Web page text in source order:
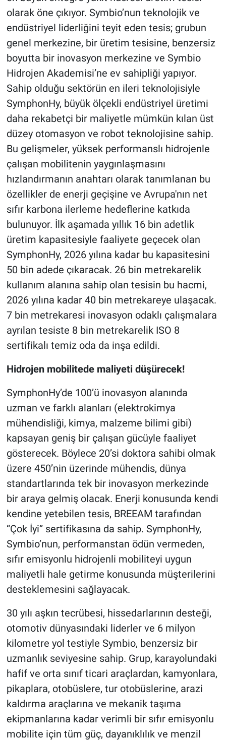
olarak öne çıkıyor. Symbio’nun teknolojik ve
endüstriyel liderliğini teyit eden tesis; grubun
genel merkezine, bir üretim tesisine, benzersiz
boyutta bir inovasyon merkezine ve Symbio
Hidrojen Akademisi’ne ev sahipliği yapıyor.
Sahip olduğu sektörün en ileri teknolojisiyle
SymphonHy, büyük ölçekli endüstriyel üretimi
daha rekabetçi bir maliyetle mümkün kılan üst
düzey otomasyon ve robot teknolojisine sahip.
Bu gelişmeler, yüksek performanslı hidrojenle
çalışan mobilitenin yaygınlaşmasını
hızlandırmanın anahtarı olarak tanımlanan bu
özellikler de enerji geçişine ve Avrupa'nın net
sıfır karbona ilerleme hedeflerine katkıda
bulunuyor. İlk aşamada yıllık 16 bin adetlik
üretim kapasitesiyle faaliyete geçecek olan
SymphonHy, 2026 yılına kadar bu kapasitesini
50 bin adede çıkaracak. 26 bin metrekarelik
kullanım alanına sahip olan tesisin bu hacmi,
2026 yılına kadar 40 bin metrekareye ulaşacak.
7 bin metrekaresi inovasyon odaklı çalışmalara
ayrılan tesiste 8 bin metrekarelik ISO 8
sertifikalı temiz oda da inşa edildi.
Hidrojen mobilitede maliyeti düşürecek!
SymphonHy’de 100’ü inovasyon alanında
uzman ve farklı alanları (elektrokimya
mühendisliği, kimya, malzeme bilimi gibi)
kapsayan geniş bir çalışan gücüyle faaliyet
gösterecek. Böylece 20’si doktora sahibi olmak
üzere 450’nin üzerinde mühendis, dünya
standartlarında tek bir inovasyon merkezinde
bir araya gelmiş olacak. Enerji konusunda kendi
kendine yetebilen tesis, BREEAM tarafından
“Çok İyi” sertifikasına da sahip. SymphonHy,
Symbio’nun, performanstan ödün vermeden,
sıfır emisyonlu hidrojenli mobiliteyi uygun
maliyetli hale getirme konusunda müşterilerini
desteklemesini sağlayacak.
30 yılı aşkın tecrübesi, hissedarlarının desteği,
otomotiv dünyasındaki liderler ve 6 milyon
kilometre yol testiyle Symbio, benzersiz bir
uzmanlık seviyesine sahip. Grup, karayolundaki
hafif ve orta sınıf ticari araçlardan, kamyonlara,
pikaplara, otobüslere, tur otobüslerine, arazi
kaldırma araçlarına ve mekanik taşıma
ekipmanlarına kadar verimli bir sıfır emisyonlu
mobilite için tüm güç, dayanıklılık ve menzil